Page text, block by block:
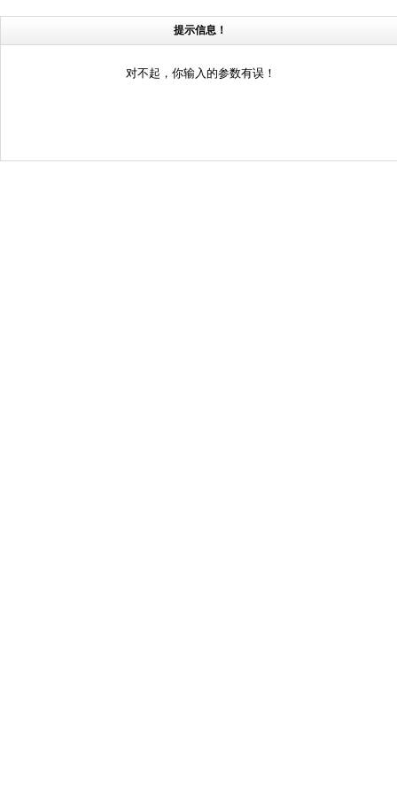
提示信息！
对不起，你输入的参数有误！